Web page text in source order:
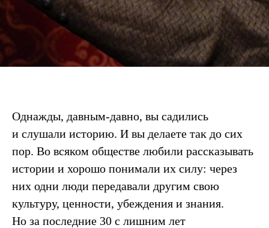
Однажды, давным-давно, вы садились
и слушали историю. И вы делаете так до сих
пор. Во всяком обществе любили рассказывать
истории и хорошо понимали их силу: через
них одни люди передавали другим свою
культуру, ценности, убеждения и знания.
Но за последние 30 с лишним лет